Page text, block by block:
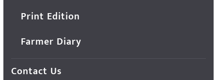
Print Edition
Farmer Diary
Contact Us